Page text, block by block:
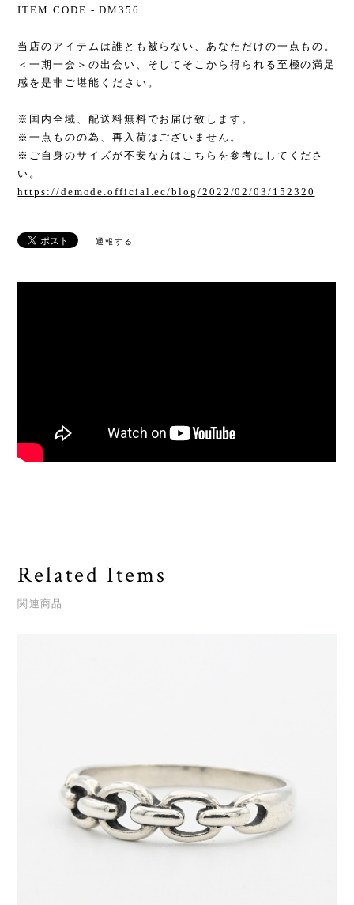
ITEM CODE - DM356
当店のアイテムは誰とも被らない、あなただけの一点もの。
＜一期一会＞の出会い、そしてそこから得られる至極の満足
感を是非ご堪能ください。
※国内全域、配送料無料でお届け致します。
※一点ものの為、再入荷はございません。
※ご自身のサイズが不安な方はこちらを参考にしてくださ
い。
https://demode.official.ec/blog/2022/02/03/152320
通報する
Related Items
関連商品